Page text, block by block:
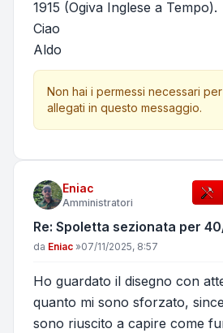
1915 (Ogiva Inglese a Tempo).
Ciao
Aldo
Non hai i permessi necessari
allegati in questo messaggio.
Eniac
Amministratori
Re: Spoletta sezionata per
Messaggio
da Eniac »07/11/2025, 8:57
Ho guardato il disegno con
quanto mi sono sforzato,
sono riuscito a capire come